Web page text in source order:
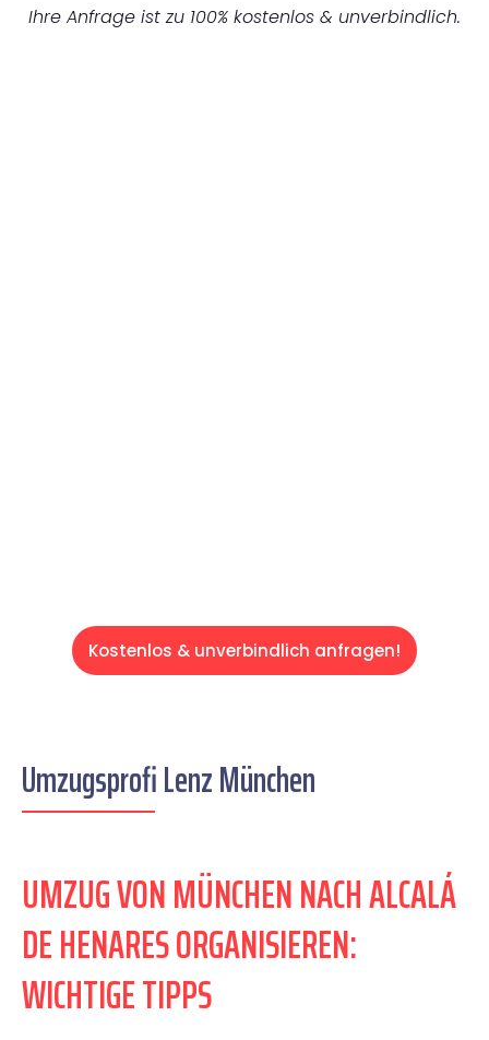
Ihre Anfrage ist zu 100% kostenlos & unverbindlich.
Kostenlos & unverbindlich anfragen!
Umzugsprofi Lenz München
UMZUG VON MÜNCHEN NACH ALCALÁ
DE HENARES ORGANISIEREN:
WICHTIGE TIPPS